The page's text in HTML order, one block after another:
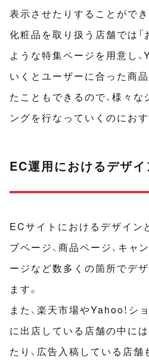
表示させたりすることができ
化粧品を取り扱う店舗では「
ような特集ページを用意し
いくとユーザーに合った商
たこともできるので、様々
ングを行なっていくのにおす
EC運用におけるデザイ
ECサイトにおけるデザイン
プページ、商品ページ、キャ
ージなど数多くの箇所でデ
ます。
また、楽天市場やYahoo！シ
に出店している店舗の中に
たり、広告入稿している店舗